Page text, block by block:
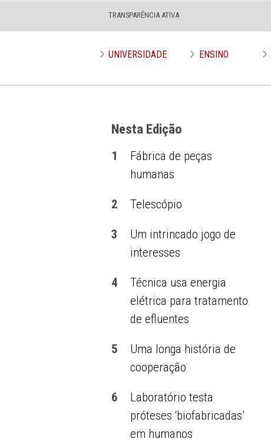
TRANSPARÊNCIA ATIVA
UNIVERSIDADE ENSINO
Nesta Edição
1
Fábrica de peças
humanas
2 Telescópio
3
Um intrincado jogo de
interesses
4
Técnica usa energia
elétrica para tratamento
de efluentes
5
Uma longa história de
cooperação
6
Laboratório testa
próteses ‘biofabricadas’
em humanos